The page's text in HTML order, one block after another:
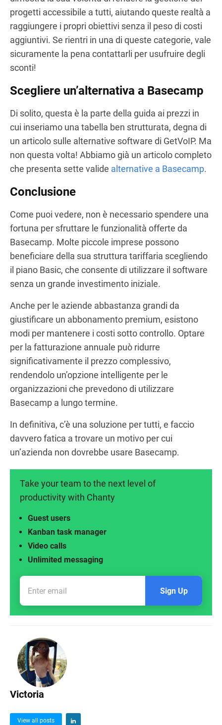
progetti accessibile a tutti, aiutando queste realtà a
raggiungere i propri obiettivi senza il peso di costi
aggiuntivi. Se rientri in una di queste categorie, vale
sicuramente la pena contattarli per usufruire degli
sconti!
Scegliere un’alternativa a Basecamp
Di solito, questa è la parte della guida ai prezzi in
cui inseriamo una tabella ben strutturata, degna di
un articolo sulle alternative software di GetVoIP. Ma
non questa volta! Abbiamo già un articolo completo
che presenta sette valide alternative a Basecamp.
Conclusione
Come puoi vedere, non è necessario spendere una
fortuna per sfruttare le funzionalità offerte da
Basecamp. Molte piccole imprese possono
beneficiare della sua struttura tariffaria scegliendo
il piano Basic, che consente di utilizzare il software
senza un grande investimento iniziale.
Anche per le aziende abbastanza grandi da
giustificare un abbonamento premium, esistono
modi per mantenere i costi sotto controllo. Optare
per la fatturazione annuale può ridurre
significativamente il prezzo complessivo,
rendendolo un’opzione intelligente per le
organizzazioni che prevedono di utilizzare
Basecamp a lungo termine.
In definitiva, c’è una soluzione per tutti, e faccio
davvero fatica a trovare un motivo per cui
un’azienda non dovrebbe usare Basecamp.
Take your team to the next level of
productivity with Chanty
Unlimited messaging
Video calls
Kanban task manager
Guest users
Sign Up
Victoria
View all posts